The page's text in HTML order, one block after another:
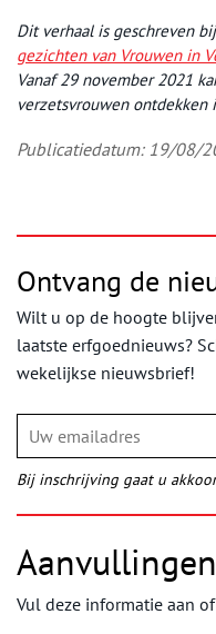
Dit verhaal is geschreven
gezichten van Vrouwen in
Vanaf 29 november 2021
verzetsvrouwen ontdekken
Publicatiedatum: 19/08/
Ontvang de
Wilt u op de hoogte
laatste erfgoednieuws?
wekelijkse nieuwsbrief!
Bij inschrijving gaat u
Aanvullingen
Vul deze informatie aan